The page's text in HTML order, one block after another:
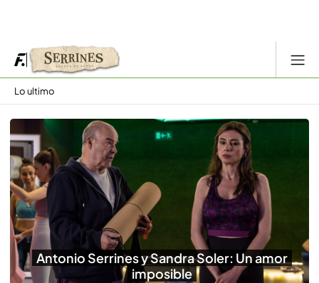
Lo ultimo
Antonio Serrines y Sandra Soler: Un amor
imposible